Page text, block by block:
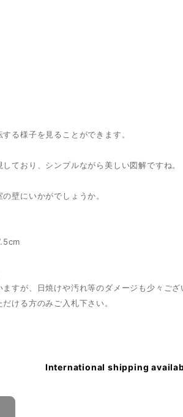
る様子を見ることができます。
ており、シンプルながら美しい図解ですね。
壁にいかがでしょうか。
すが、日焼けや汚れ等のダメージも少々ござ
ける方のみご入札下さい。
International shipping